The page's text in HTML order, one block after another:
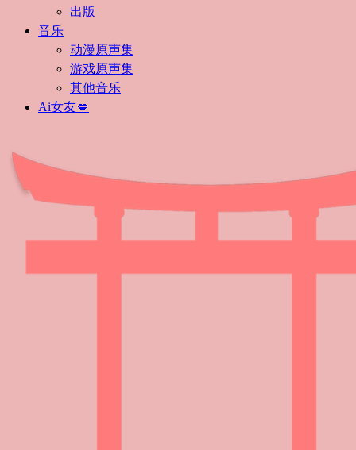
出版
音乐
动漫原声集
游戏原声集
其他音乐
Ai女友💋